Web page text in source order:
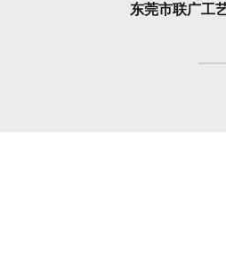
东莞市联广工